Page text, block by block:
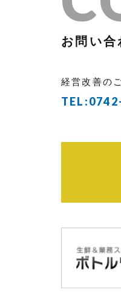
お問い合
経営改善の
TEL: